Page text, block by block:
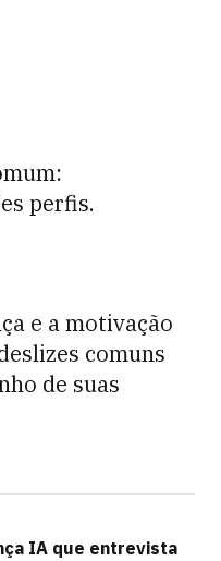
perfis.
e a motivação
comuns
de suas
IA que entrevista